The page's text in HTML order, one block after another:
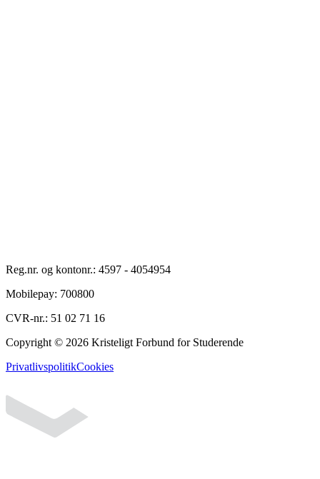
Reg.nr. og kontonr.: 4597 - 4054954
Mobilepay: 700800
CVR-nr.: 51 02 71 16
Copyright © 2026 Kristeligt Forbund for Studerende
PrivatlivspolitikCookies